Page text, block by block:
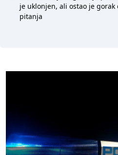
je uklonjen, ali ostao je
pitanja